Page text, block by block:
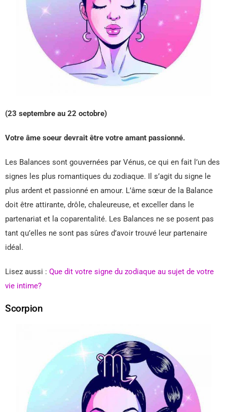
(23 septembre au 22 octobre)
Votre âme soeur devrait être votre amant passionné.
Les Balances sont gouvernées par Vénus, ce qui en fait l’un des
signes les plus romantiques du zodiaque. Il s’agit du signe le
plus ardent et passionné en amour. L’âme sœur de la Balance
doit être attirante, drôle, chaleureuse, et exceller dans le
partenariat et la coparentalité. Les Balances ne se posent pas
tant qu’elles ne sont pas sûres d’avoir trouvé leur partenaire
idéal.
Lisez aussi : Que dit votre signe du zodiaque au sujet de votre
vie intime?
Scorpion